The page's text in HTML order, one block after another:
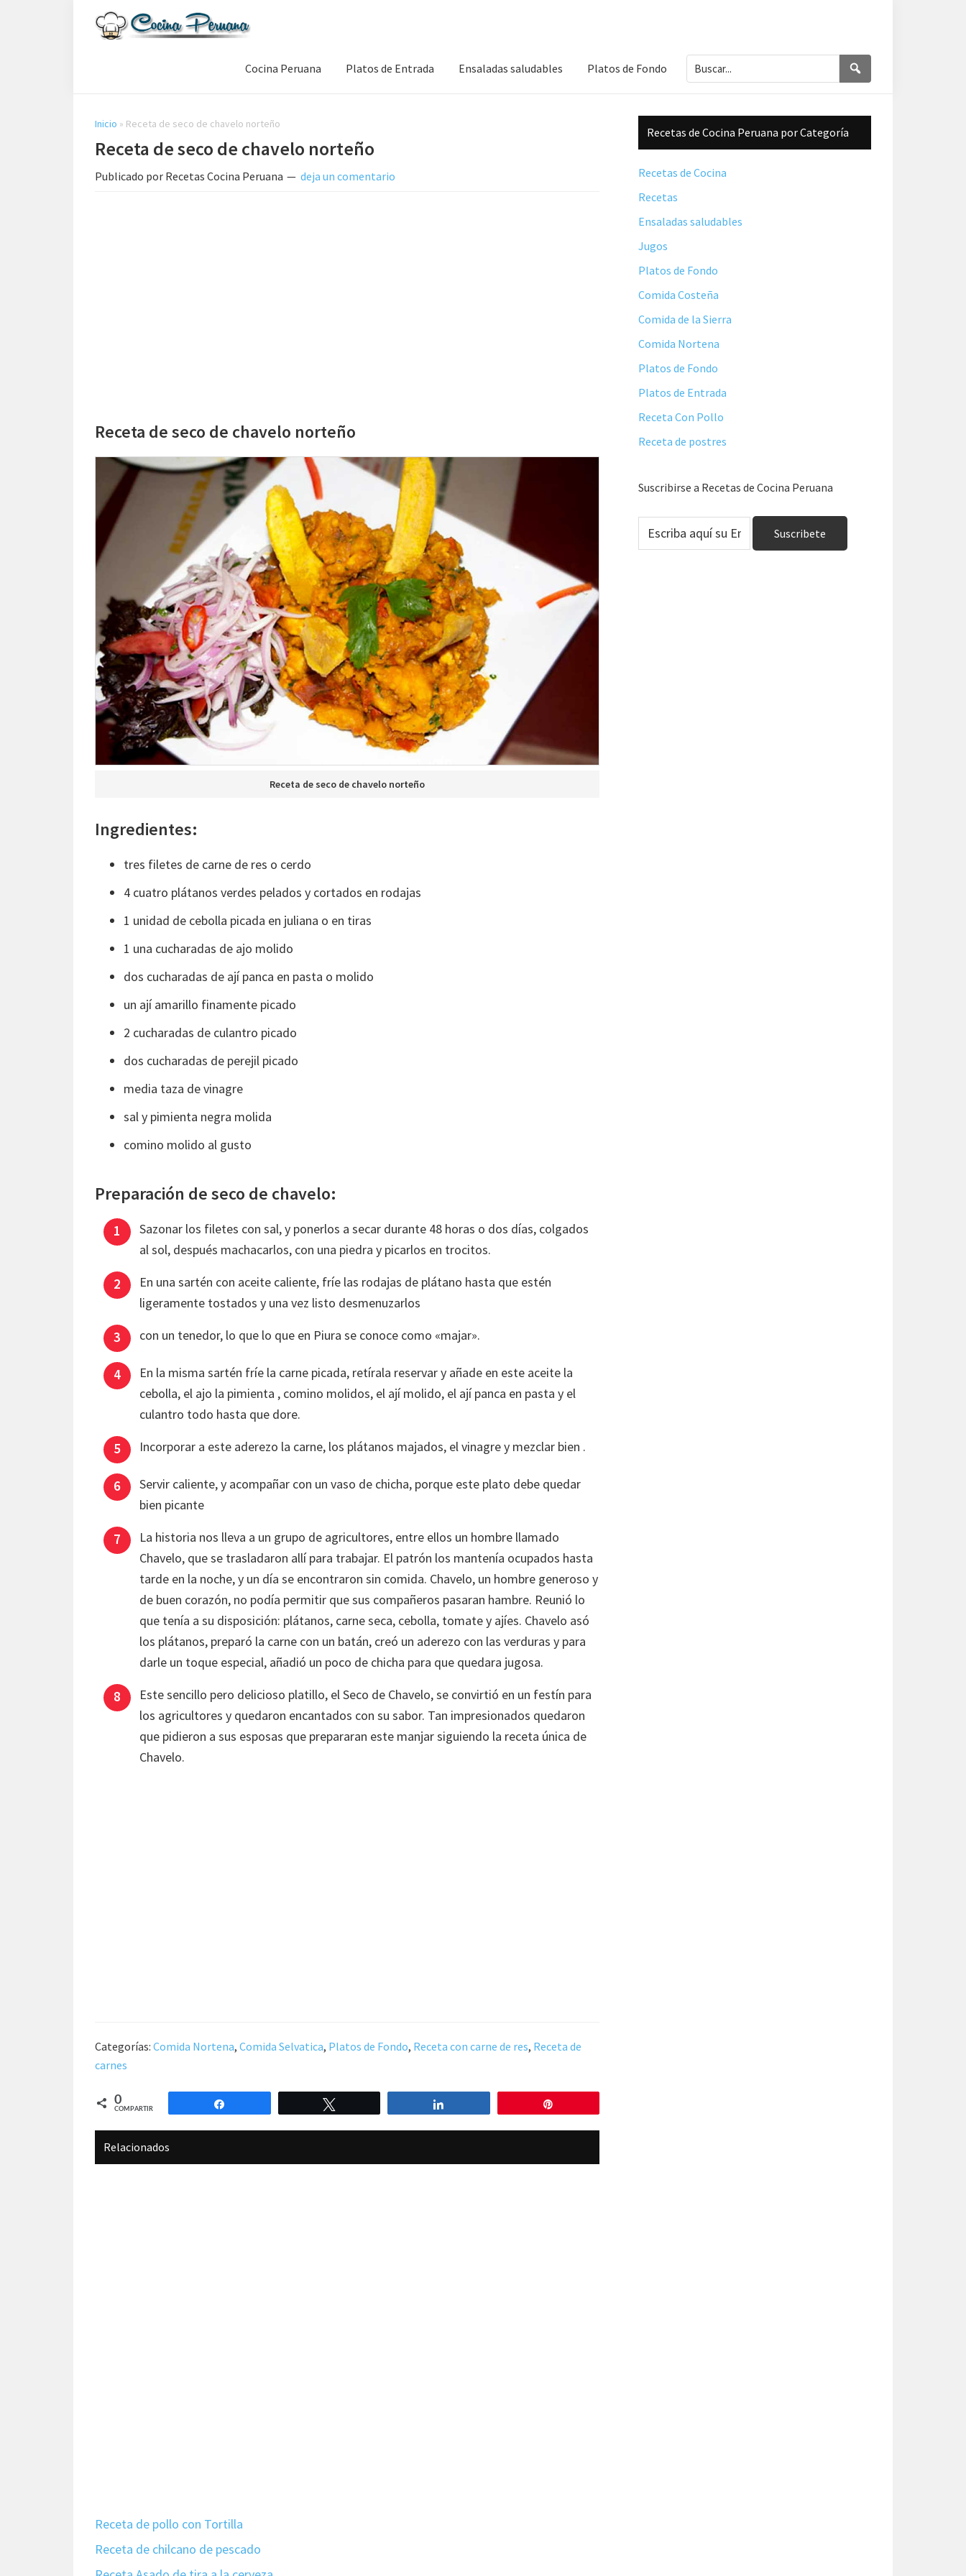
de
Comida
Peruana
Cocina Peruana Platos de Entrada Ensaladas saludables Platos de Fondo Buscar...
Inicio » Receta de seco de chavelo norteño
Receta de seco de chavelo norteño
Publicado por Recetas Cocina Peruana deja un comentario
Receta de seco de chavelo norteño
Receta de seco de chavelo norteño
Ingredientes:
tres filetes de carne de res o cerdo
4 cuatro plátanos verdes pelados y cortados en rodajas
1 unidad de cebolla picada en juliana o en tiras
1 una cucharadas de ajo molido
dos cucharadas de ají panca en pasta o molido
un ají amarillo finamente picado
2 cucharadas de culantro picado
dos cucharadas de perejil picado
media taza de vinagre
sal y pimienta negra molida
comino molido al gusto
Preparación de seco de chavelo:
Sazonar los filetes con sal, y ponerlos a secar durante 48 horas o dos días, colgados
al sol, después machacarlos, con una piedra y picarlos en trocitos.
En una sartén con aceite caliente, fríe las rodajas de plátano hasta que estén
ligeramente tostados y una vez listo desmenuzarlos
con un tenedor, lo que lo que en Piura se conoce como «majar».
En la misma sartén fríe la carne picada, retírala reservar y añade en este aceite la
cebolla, el ajo la pimienta , comino molidos, el ají molido, el ají panca en pasta y el
culantro todo hasta que dore.
Incorporar a este aderezo la carne, los plátanos majados, el vinagre y mezclar bien .
Servir caliente, y acompañar con un vaso de chicha, porque este plato debe quedar
bien picante
La historia nos lleva a un grupo de agricultores, entre ellos un hombre llamado
Chavelo, que se trasladaron allí para trabajar. El patrón los mantenía ocupados hasta
tarde en la noche, y un día se encontraron sin comida. Chavelo, un hombre generoso y
de buen corazón, no podía permitir que sus compañeros pasaran hambre. Reunió lo
que tenía a su disposición: plátanos, carne seca, cebolla, tomate y ajíes. Chavelo asó
los plátanos, preparó la carne con un batán, creó un aderezo con las verduras y para
darle un toque especial, añadió un poco de chicha para que quedara jugosa.
Este sencillo pero delicioso platillo, el Seco de Chavelo, se convirtió en un festín para
los agricultores y quedaron encantados con su sabor. Tan impresionados quedaron
que pidieron a sus esposas que prepararan este manjar siguiendo la receta única de
Chavelo.
Categorías: Comida Nortena, Comida Selvatica, Platos de Fondo, Receta con carne de res, Receta de
carnes
0
COMPARTIR
Relacionados
Receta de pollo con Tortilla
Receta de chilcano de pescado
Barra
lateral
principal
Recetas de Cocina Peruana por Categoría
Recetas de Cocina
Recetas
Ensaladas saludables
Jugos
Platos de Fondo
Comida Costeña
Comida de la Sierra
Comida Nortena
Platos de Fondo
Platos de Entrada
Receta Con Pollo
Receta de postres
Suscribirse a Recetas de Cocina Peruana